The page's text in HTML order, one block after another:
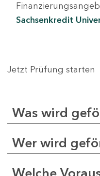
Sachsenkredit
Jetzt Prüfung starten
Was wird
Wer wird
Welche